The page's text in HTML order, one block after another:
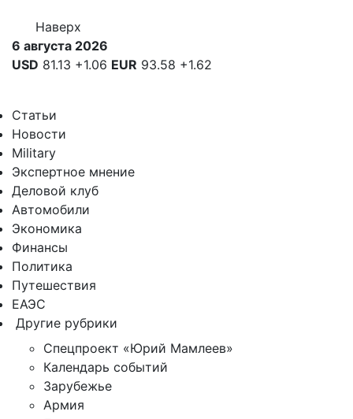
Наверх
6 августа 2026
USD 81.13 +1.06 EUR 93.58 +1.62
Статьи
Новости
Military
Экспертное мнение
Деловой клуб
Автомобили
Экономика
Финансы
Политика
Путешествия
ЕАЭС
Другие рубрики
Спецпроект «Юрий Мамлеев»
Календарь событий
Зарубежье
Армия